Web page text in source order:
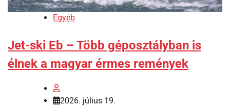
Egyéb
Jet-ski Eb – Több géposztályban is
élnek a magyar érmes remények
2026. július 19.